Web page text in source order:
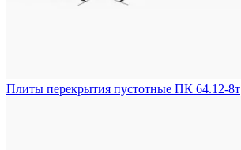
Плиты перекрытия пустотные ПК 64.12-8т